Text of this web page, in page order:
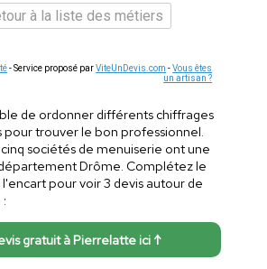
à la liste des métiers
- Service proposé parViteUnDevis.com -Vous êtes
un artisan ?
de ordonner différents chiffrages
pour trouver le bon professionnel.
sociétés de menuiserie ont une
Drôme. Complétez le
pour voir 3 devis autour de
gratuit à Pierrelatte ici ↑